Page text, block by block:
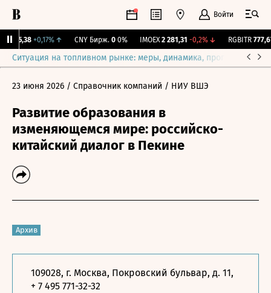
Войти
115,38 +0,17%↑ CNY Бирж. 0 0% IMOEX 2 281,31 -0,2%↓ RGBITR 777,67
Ситуация на топливном рынке: меры, динамика, прогнозы
23 июня 2026 / Справочник компаний / НИУ ВШЭ
Развитие образования в
изменяющемся мире: российско-
китайский диалог в Пекине
Архив
109028, г. Москва, Покровский бульвар, д. 11,
+ 7 495 771-32-32